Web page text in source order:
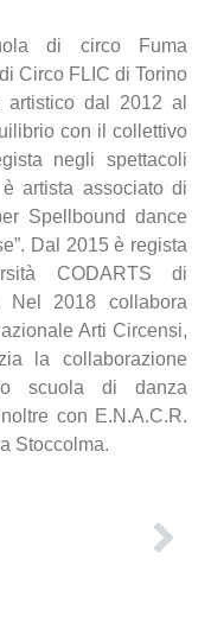
di circo Fuma
Circo FLIC di Torino
dal 2012 al
con il collettivo
negli spettacoli
artista associato di
Spellbound dance
Dal 2015 è regista
CODARTS di
Nel 2018 collabora
Arti Circensi,
la collaborazione
scuola di danza
con E.N.A.C.R.
Stoccolma.